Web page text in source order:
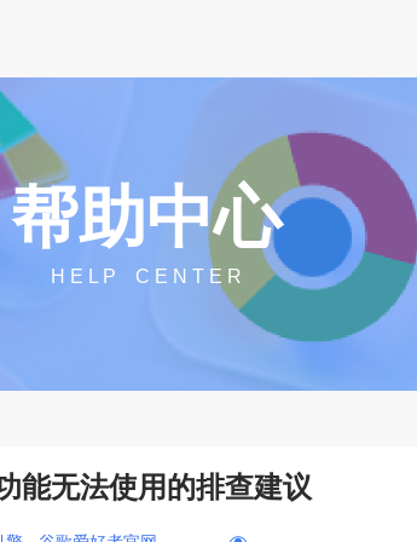
帮助中心
H E L P C E N T E R
能无法使用的排查建议